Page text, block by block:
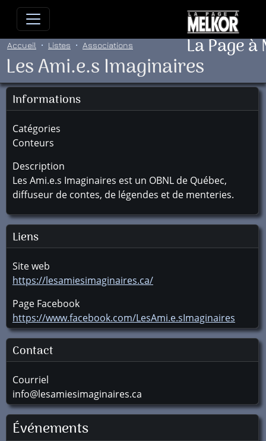
Allez directement au contenu
La Page
Accueil Listes Associations
Les Ami.e.s Imaginaires
Informations
Catégories
Conteurs
Description
Les Ami.e.s Imaginaires est un OBNL de Québec,
diffuseur de contes, de légendes et de menteries.
Liens
Site web
https://lesamiesimaginaires.ca/
Page Facebook
https://www.facebook.com/LesAmi.e.sImaginaires
Contact
Courriel
info@lesamiesimaginaires.ca
Événements